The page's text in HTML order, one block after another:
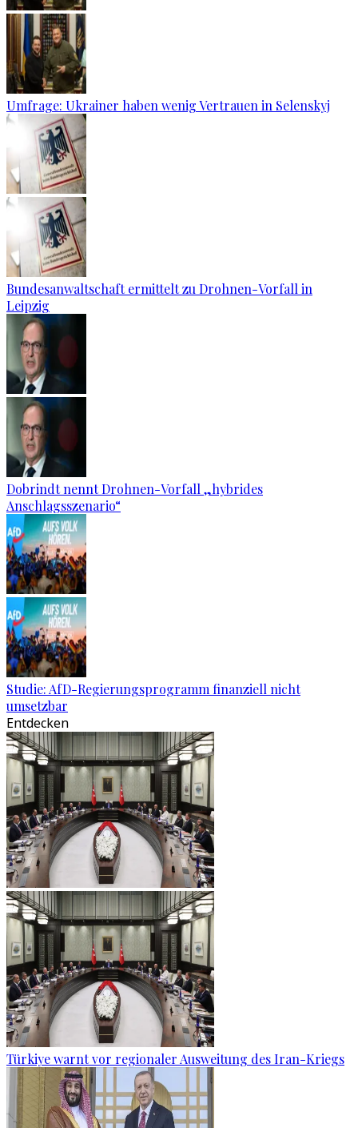
Umfrage: Ukrainer haben wenig Vertrauen in Selenskyj
Bundesanwaltschaft ermittelt zu Drohnen-Vorfall in
Leipzig
Dobrindt nennt Drohnen-Vorfall „hybrides
Anschlagsszenario“
Studie: AfD-Regierungsprogramm finanziell nicht
umsetzbar
Entdecken
Türkiye warnt vor regionaler Ausweitung des Iran-Kriegs